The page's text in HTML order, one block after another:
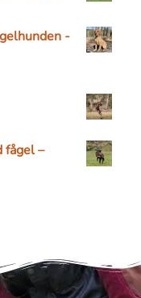
-
fågel –